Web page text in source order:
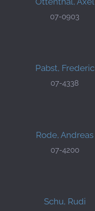
07-0903
Pabst, Frederic
07-4338
Rode, Andreas
07-4200
Schu, Rudi